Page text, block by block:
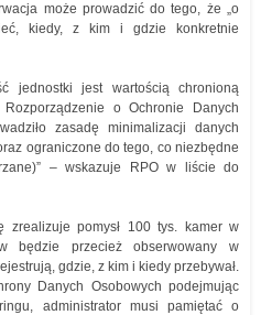
może prowadzić do tego, że „o
kiedy, z kim i gdzie konkretnie
jednostki jest wartością chronioną
o Ochronie Danych
zasadę minimalizacji danych
ograniczone do tego, co niezbędne
– wskazuje RPO w liście do
zrealizuje pomysł 100 tys. kamer w
będzie przecież obserwowany w
gdzie, z kim i kiedy przebywał.
Danych Osobowych podejmując
administrator musi pamiętać o